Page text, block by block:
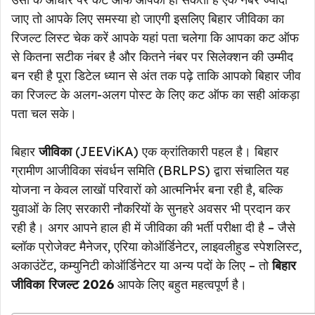
जाए तो आपके लिए समस्या हो जाएगी इसलिए बिहार जीविका का
रिजल्ट लिस्ट चेक करें आपके यहां पता चलेगा कि आपका कट ऑफ
से कितना सटीक नंबर है और कितने नंबर पर सिलेक्शन की उम्मीद
बन रही है पूरा डिटेल ध्यान से अंत तक पढ़े ताकि आपको बिहार जीव
का रिजल्ट के अलग-अलग पोस्ट के लिए कट ऑफ का सही आंकड़ा
पता चल सके।
बिहारजीविका(JEEViKA) एक क्रांतिकारी पहल है। बिहार
ग्रामीण आजीविका संवर्धन समिति (BRLPS) द्वारा संचालित यह
योजना न केवल लाखों परिवारों को आत्मनिर्भर बना रही है, बल्कि
युवाओं के लिए सरकारी नौकरियों के सुनहरे अवसर भी प्रदान कर
रही है। अगर आपने हाल ही में जीविका की भर्ती परीक्षा दी है – जैसे
ब्लॉक प्रोजेक्ट मैनेजर, एरिया कोऑर्डिनेटर, लाइवलीहुड स्पेशलिस्ट,
अकाउंटेंट, कम्युनिटी कोऑर्डिनेटर या अन्य पदों के लिए – तोबिहार
जीविका रिजल्ट 2026 आपके लिए बहुत महत्वपूर्ण है।